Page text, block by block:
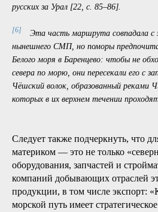
по югу и один северный по морю,
[5]Как отмечает П. А. Филин, под
конкретный город на севере за Уралом,
км от ее устья, так и очень большая
течению рек Оби, Таза и Енисея. Но
стало известно об этом большом
существовании племен самоедов в
совершали походы на Обь. Но эта
понимания интенсивности процесса и
русских за Урал [22, с. 85–86].
[6]Эта часть маршрута совпадала с